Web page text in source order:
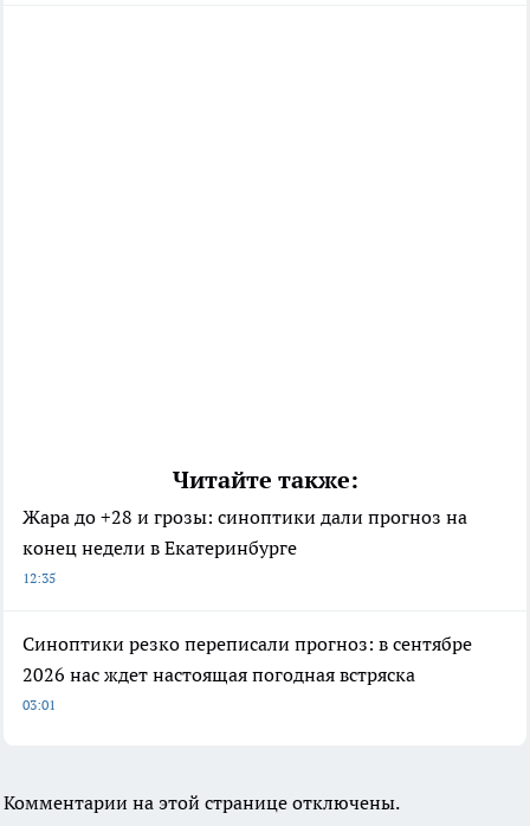
Читайте также:
Жара до +28 и грозы: синоптики дали прогноз на
конец недели в Екатеринбурге
12:35
Синоптики резко переписали прогноз: в сентябре
2026 нас ждет настоящая погодная встряска
03:01
Комментарии на этой странице отключены.